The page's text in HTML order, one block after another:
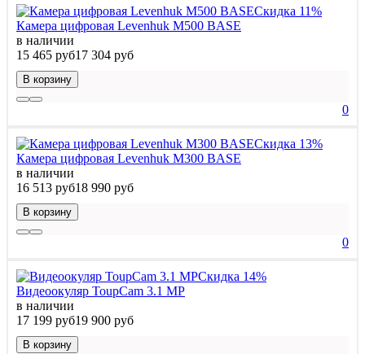
Скидка 11%
Камера цифровая Levenhuk M500 BASE
в наличии
15 465 руб17 304 руб
В корзину
0
Скидка 13%
Камера цифровая Levenhuk M300 BASE
в наличии
16 513 руб18 990 руб
В корзину
0
Скидка 14%
Видеоокуляр ToupCam 3.1 MP
в наличии
17 199 руб19 900 руб
В корзину